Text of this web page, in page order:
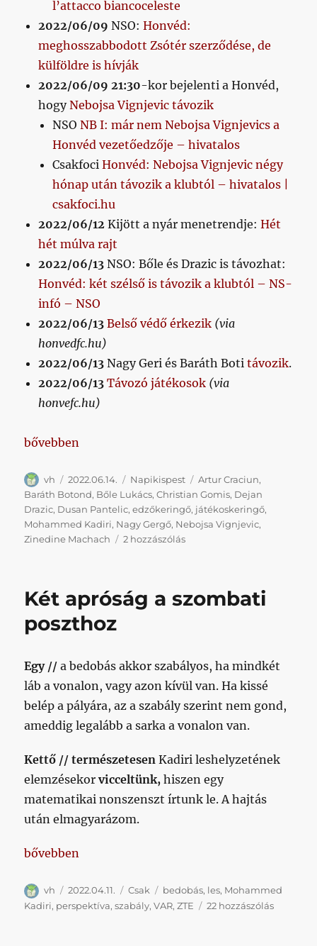
l’attacco biancoceleste
2022/06/09 NSO:Honvéd:
meghosszabbodott Zsótér szerződése, de
külföldre is hívják
2022/06/09 21:30-kor bejelenti a Honvéd,
hogyNebojsa Vignjevic távozik
NSONB I: már nem Nebojsa Vignjevics a
Honvéd vezetőedzője – hivatalos
CsakfociHonvéd: Nebojsa Vignjevic négy
hónap után távozik a klubtól – hivatalos |
csakfoci.hu
2022/06/12Kijött a nyár menetrendje:Hét
hét múlva rajt
2022/06/13 NSO: Bőle és Drazic is távozhat:
Honvéd: két szélső is távozik a klubtól – NS-
infó – NSO
2022/06/13 Belső védő érkezik (via
honvedfc.hu)
2022/06/13 Nagy Geri és Baráth Botitávozik.
2022/06/13 Távozó játékosok (via
honvefc.hu)
„Hetikispest 2022/06/07-06/14”
bővebben
Szerző
vh Közzétéve
2022.06.14. Kategória
Napikispest Címke
Artur Craciun,
Baráth Botond, Bőle Lukács,Christian Gomis, Dejan
Drazic, Dusan Pantelic,edzőkeringő, játékoskeringő,
Mohammed Kadiri, Nagy Gergő, Nebojsa Vignjevic,
Zinedine Machach
2 hozzászólásHetikispest
bejegyzéshez
Két apróság a szombati
poszthoz
Egy // a bedobás akkor szabályos, ha mindkét
láb a vonalon, vagy azon kívül van. Ha kissé
belép a pályára, az a szabály szerint nem gond,
ameddig legalább a sarka a vonalon van.
Kettő // természetesen Kadiri leshelyzetének
elemzésekorvicceltünk,hiszen egy
matematikai nonszenszt írtunk le. A hajtás
után elmagyarázom.
„Két apróság a szombati poszthoz”
bővebben
Szerző
vh Közzétéve
2022.04.11. Kategória
Csak Címke
bedobás, les, Mohammed
Kadiri, perspektíva,szabály,VAR,ZTE 22 hozzászólásKét